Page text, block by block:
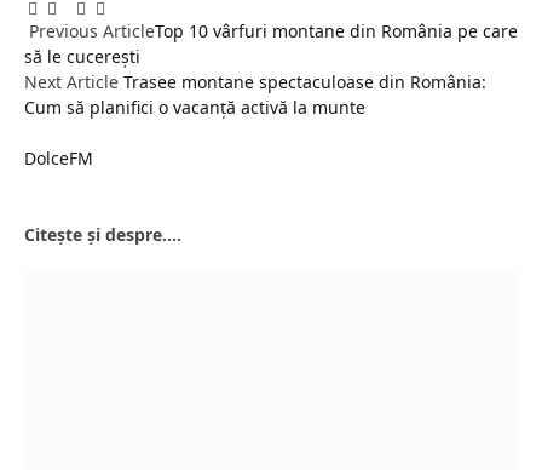
Facebook
Twitter
Pinterest
LinkedIn
Tumblr
Previous ArticleTop 10 vârfuri montane din România pe care
să le cucerești
Next Article Trasee montane spectaculoase din România:
Cum să planifici o vacanță activă la munte
DolceFM
Citește și despre....